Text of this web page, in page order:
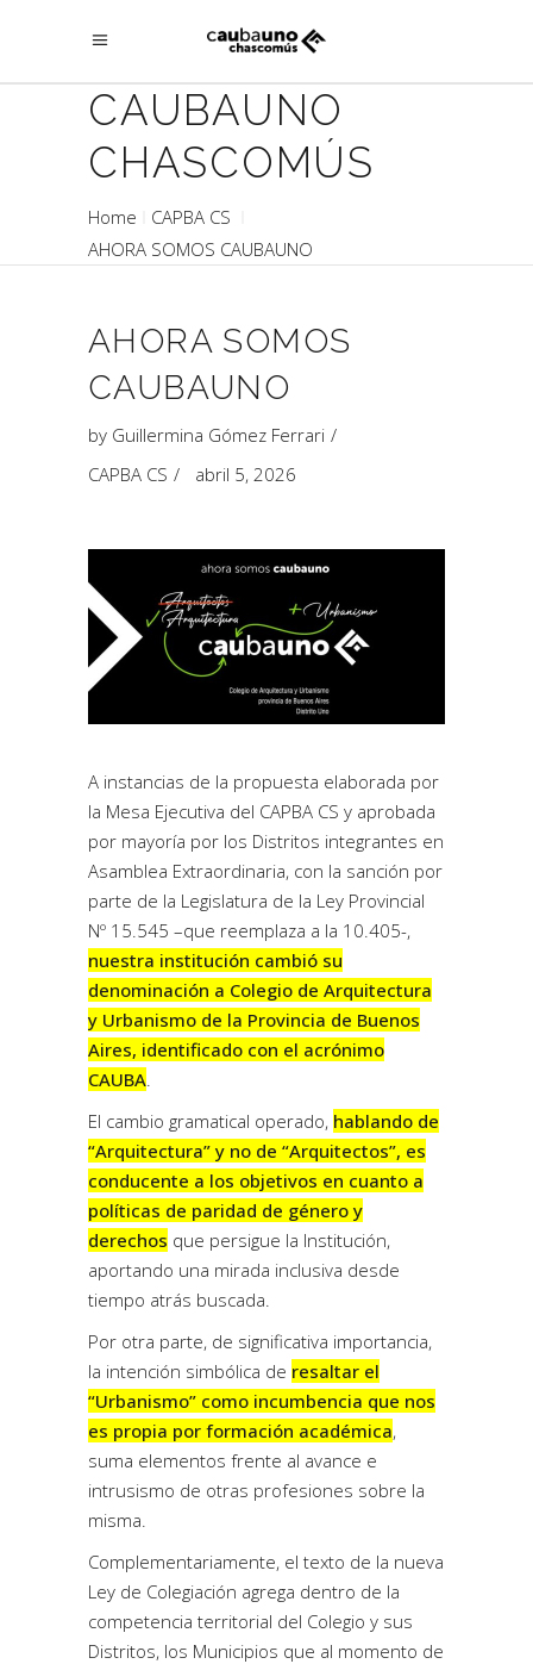
CAUBAUNO
CHASCOMÚS
Home
CAPBA CS
AHORA SOMOS CAUBAUNO
AHORA SOMOS
CAUBAUNO
by Guillermina Gómez Ferrari
CAPBA CS
abril 5, 2026
A instancias de la propuesta elaborada por
la Mesa Ejecutiva del CAPBA CS y aprobada
por mayoría por los Distritos integrantes en
Asamblea Extraordinaria, con la sanción por
parte de la Legislatura de la Ley Provincial
Nº 15.545 –que reemplaza a la 10.405-,
nuestra institución cambió su
denominación a Colegio de Arquitectura
y Urbanismo de la Provincia de Buenos
Aires, identificado con el acrónimo
CAUBA
El cambio gramatical operado, hablando de
“Arquitectura” y no de “Arquitectos”, es
conducente a los objetivos en cuanto a
políticas de paridad de género y
derechos que persigue la Institución,
aportando una mirada inclusiva desde
tiempo atrás buscada.
Por otra parte, de significativa importancia,
la intención simbólica de resaltar el
“Urbanismo” como incumbencia que nos
es propia por formación académica,
suma elementos frente al avance e
intrusismo de otras profesiones sobre la
misma.
Complementariamente, el texto de la nueva
Ley de Colegiación agrega dentro de la
competencia territorial del Colegio y sus
Distritos, los Municipios que al momento de